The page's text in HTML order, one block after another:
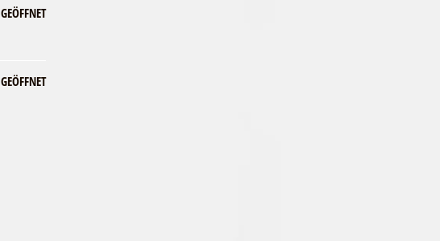
GEÖFFNET
GEÖFFNET